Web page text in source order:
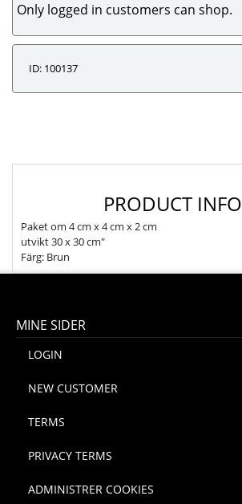
Only logged in customers can shop.
ID: 100137
PRODUCT INFO
Paket om 4 cm x 4 cm x 2 cm
utvikt 30 x 30 cm"
Färg: Brun
MINE SIDER
LOGIN
NEW CUSTOMER
TERMS
PRIVACY TERMS
ADMINISTRER COOKIES